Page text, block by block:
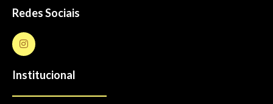
Redes Sociais
Institucional